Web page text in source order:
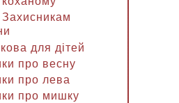
Захисникам
для дітей
про весну
про лева
про мишку